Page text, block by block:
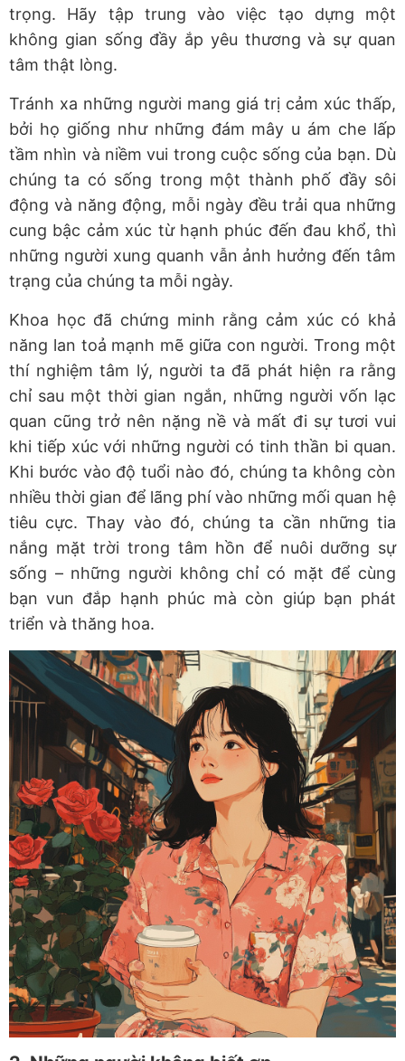
trọng. Hãy tập trung vào việc tạo dựng một
không gian sống đầy ắp yêu thương và sự quan
tâm thật lòng.
Tránh xa những người mang giá trị cảm xúc thấp,
bởi họ giống như những đám mây u ám che lấp
tầm nhìn và niềm vui trong cuộc sống của bạn. Dù
chúng ta có sống trong một thành phố đầy sôi
động và năng động, mỗi ngày đều trải qua những
cung bậc cảm xúc từ hạnh phúc đến đau khổ, thì
những người xung quanh vẫn ảnh hưởng đến tâm
trạng của chúng ta mỗi ngày.
Khoa học đã chứng minh rằng cảm xúc có khả
năng lan toả mạnh mẽ giữa con người. Trong một
thí nghiệm tâm lý, người ta đã phát hiện ra rằng
chỉ sau một thời gian ngắn, những người vốn lạc
quan cũng trở nên nặng nề và mất đi sự tươi vui
khi tiếp xúc với những người có tinh thần bi quan.
Khi bước vào độ tuổi nào đó, chúng ta không còn
nhiều thời gian để lãng phí vào những mối quan hệ
tiêu cực. Thay vào đó, chúng ta cần những tia
nắng mặt trời trong tâm hồn để nuôi dưỡng sự
sống – những người không chỉ có mặt để cùng
bạn vun đắp hạnh phúc mà còn giúp bạn phát
triển và thăng hoa.